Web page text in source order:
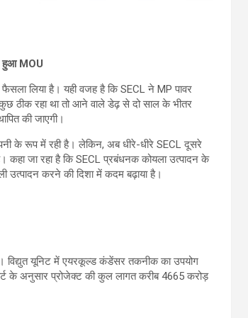
हुआ MOU
लिया है। यही वजह है कि SECL ने MP पावर
ठीक रहा था तो आने वाले डेढ़ से दो साल के भीतर
की जाएगी।
के रूप में रही है। लेकिन, अब धीरे-धीरे SECL दूसरे
कहा जा रहा है कि SECL प्रबंधनक कोयला उत्पादन के
उत्पादन करने की दिशा में कदम बढ़ाया है।
यूनिट में एयरकूल्ड कंडेंसर तकनीक का उपयोग
के अनुसार प्रोजेक्ट की कुल लागत करीब 4665 करोड़